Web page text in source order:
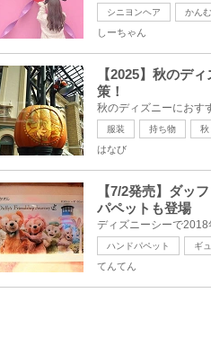
シニヨンヘア かん
しーちゃん
【2025】秋のデ
策！
服装 持ち物 秋
はなび
【7/2発売】ダッ
パペットも登場
ハンドパペット ギ
てんてん